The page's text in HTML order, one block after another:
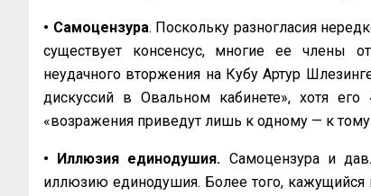
• Самоцензура. Поскольку разногласия
существует консенсус, многие ее члены
неудачного вторжения на Кубу Артур
дискуссий в Овальном кабинете», хотя
«возражения приведут лишь к одному — к
• Иллюзия единодушия. Самоцензура и
иллюзию единодушия. Более того, кажущийся